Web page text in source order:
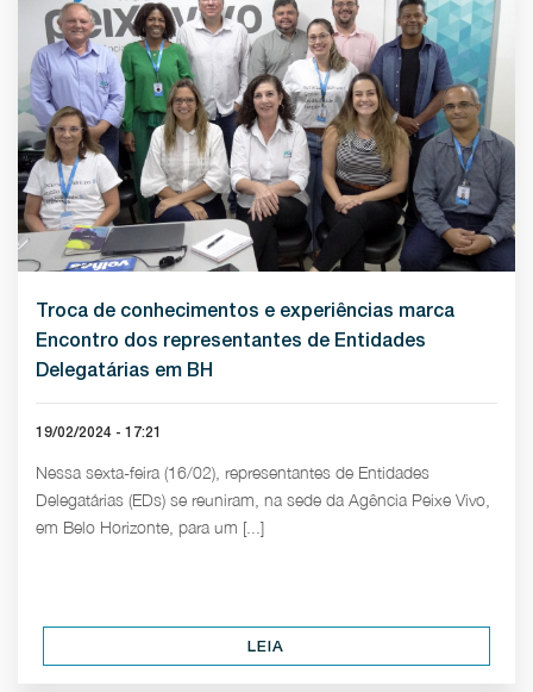
Troca de conhecimentos e experiências marca
Encontro dos representantes de Entidades
Delegatárias em BH
19/02/2024 - 17:21
Nessa sexta-feira (16/02), representantes de Entidades
Delegatárias (EDs) se reuniram, na sede da Agência Peixe Vivo,
em Belo Horizonte, para um [...]
LEIA